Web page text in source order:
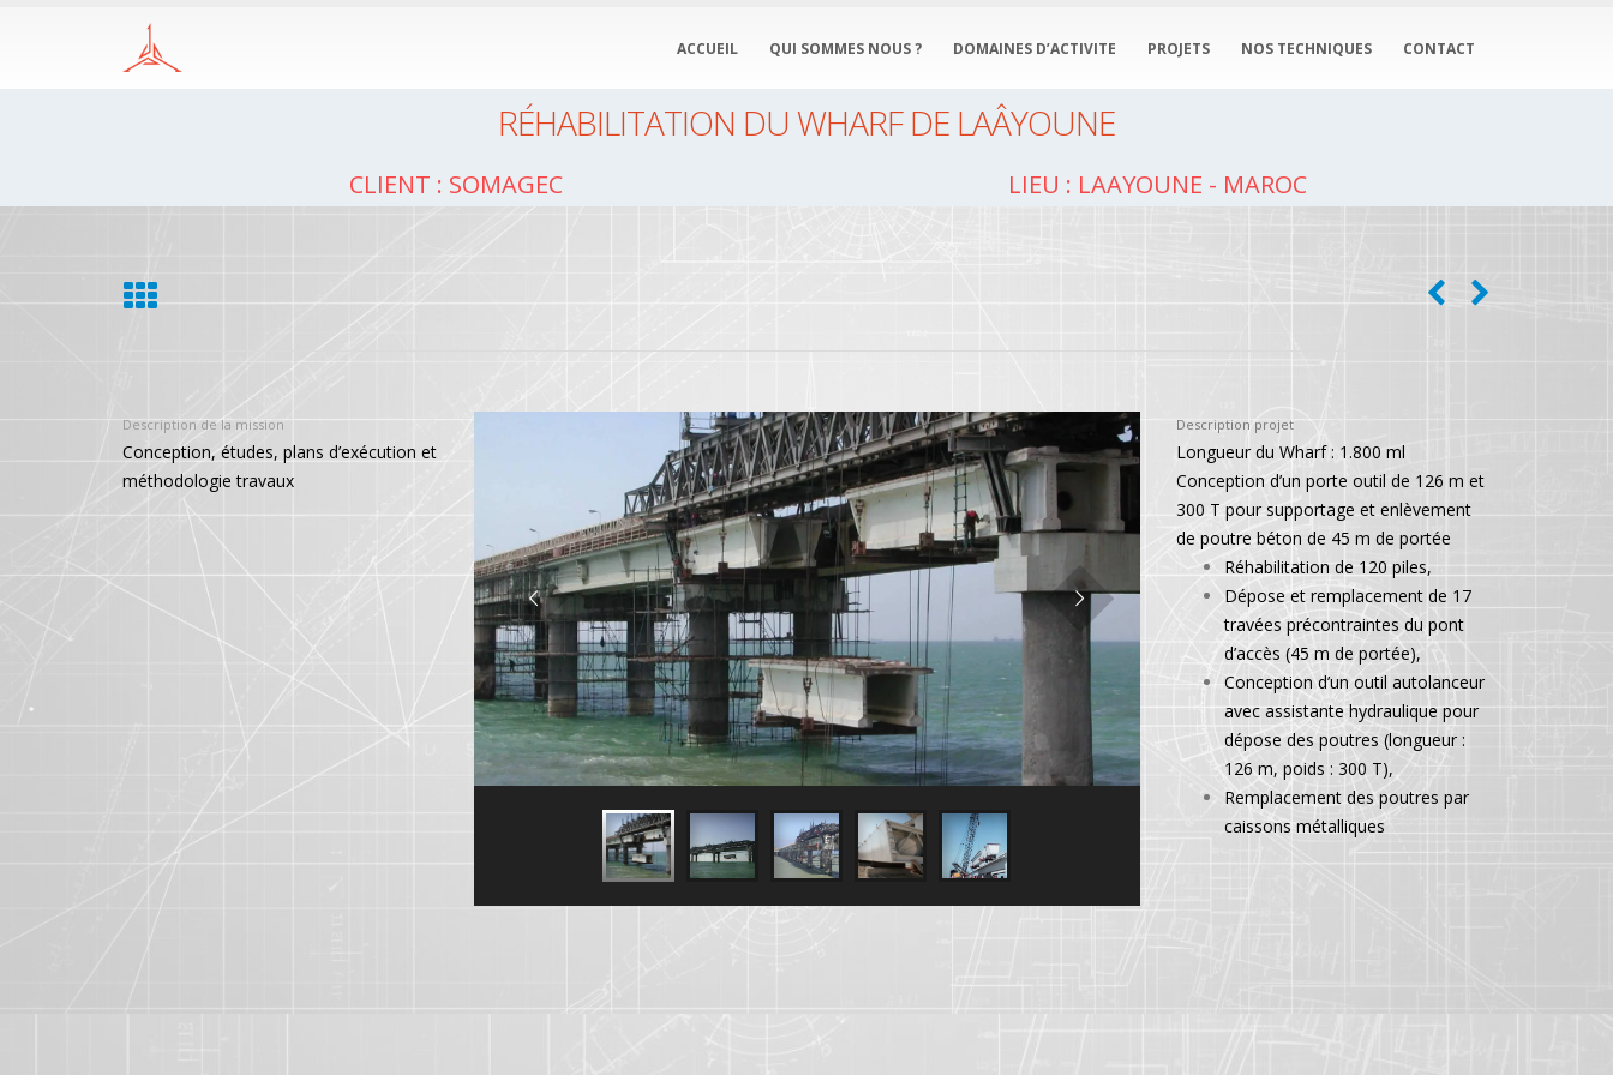
ACCUEIL QUI SOMMES NOUS ? DOMAINES D’ACTIVITE PROJETS NOS TECHNIQUES CONTACT
RÉHABILITATION DU WHARF DE LAÂYOUNE
Client : SOMAGEC
Lieu : Laayoune - MAROC
Description de la mission
Conception, études, plans d’exécution et
méthodologie travaux
Description projet
Longueur du Wharf : 1.800 ml
Conception d’un porte outil de 126 m et
300 T pour supportage et enlèvement
de poutre béton de 45 m de portée
Réhabilitation de 120 piles,
Dépose et remplacement de 17
travées précontraintes du pont
d’accès (45 m de portée),
Conception d’un outil autolanceur
avec assistante hydraulique pour
dépose des poutres (longueur :
126 m, poids : 300 T),
Remplacement des poutres par
caissons métalliques